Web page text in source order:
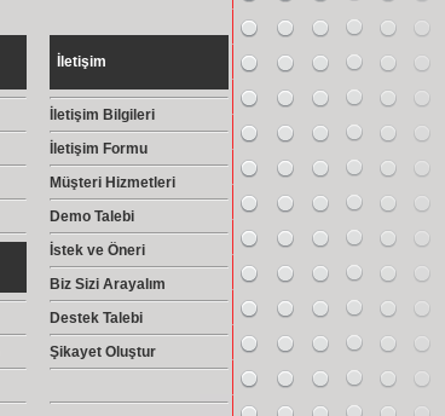
İletişim
İletişim Bilgileri
İletişim Formu
Müşteri Hizmetleri
Demo Talebi
İstek ve Öneri
Biz Sizi Arayalım
Destek Talebi
Şikayet Oluştur